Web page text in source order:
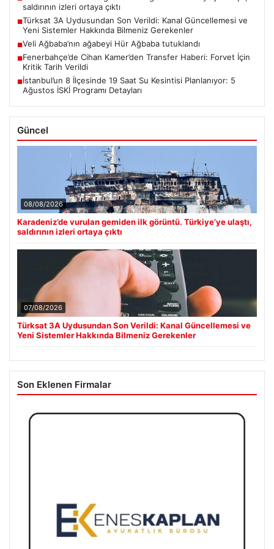
saldırının izleri ortaya çıktı
■Türksat 3A Uydusundan Son Verildi: Kanal Güncellemesi ve
Yeni Sistemler Hakkında Bilmeniz Gerekenler
■Veli Ağbaba’nın ağabeyi Hür Ağbaba tutuklandı
■Fenerbahçe’de Cihan Kamer’den Transfer Haberi: Forvet İçin
Kritik Tarih Verildi
■İstanbul’un 8 İlçesinde 19 Saat Su Kesintisi Planlanıyor: 5
Ağustos İSKİ Programı Detayları
Güncel
08/08/2026
Karadeniz’de vurulan gemiden ilk görüntü. Türkiye’ye ulaştı,
saldırının izleri ortaya çıktı
07/08/2026
Türksat 3A Uydusundan Son Verildi: Kanal Güncellemesi ve
Yeni Sistemler Hakkında Bilmeniz Gerekenler
Son Eklenen Firmalar